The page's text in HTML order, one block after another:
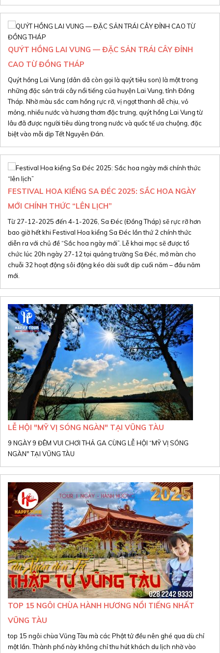
QUÝT HỒNG LAI VUNG — ĐẶC SẢN TRÁI CÂY ĐỈNH
CAO TỪ ĐỒNG THÁP
Quýt hồng Lai Vung (dân dã còn gọi là quýt tiêu son) là một trong
những đặc sản trái cây nổi tiếng của huyện Lai Vung, tỉnh Đồng
Tháp. Nhờ màu sắc cam hồng rực rỡ, vị ngọt thanh dễ chịu, vỏ
mỏng, nhiều nước và hương thơm đặc trưng, quýt hồng Lai Vung từ
lâu đã được người tiêu dùng trong nước và quốc tế ưa chuộng, đặc
biệt vào mỗi dịp Tết Nguyên Đán.
FESTIVAL HOA KIỂNG SA ĐÉC 2025: SẮC HOA NGÀY
MỚI CHÍNH THỨC “LÊN LỊCH”
Từ 27-12-2025 đến 4-1-2026, Sa Đéc (Đồng Tháp) sẽ rực rỡ hơn
bao giờ hết khi Festival Hoa kiểng Sa Đéc lần thứ 2 chính thức
diễn ra với chủ đề “Sắc hoa ngày mới”. Lễ khai mạc sẽ được tổ
chức lúc 20h ngày 27-12 tại quảng trường Sa Đéc, mở màn cho
chuỗi 32 hoạt động sôi động kéo dài suốt dịp cuối năm – đầu năm
mới.
LỄ HỘI "MỸ VỊ SÓNG NGÀN" TẠI VŨNG TÀU
9 NGÀY 9 ĐÊM VUI CHƠI THẢ GA CÙNG LỄ HỘI “MỸ VỊ SÓNG
NGÀN" TẠI VŨNG TÀU
TOP 15 NGÔI CHÙA HÀNH HƯƠNG NỔI TIẾNG NHẤT
VŨNG TÀU
top 15 ngôi chùa Vũng Tàu mà các Phật tử đều nên ghé qua dù chỉ
một lần. Thành phố này không chỉ thu hút khách du lịch nhờ vào